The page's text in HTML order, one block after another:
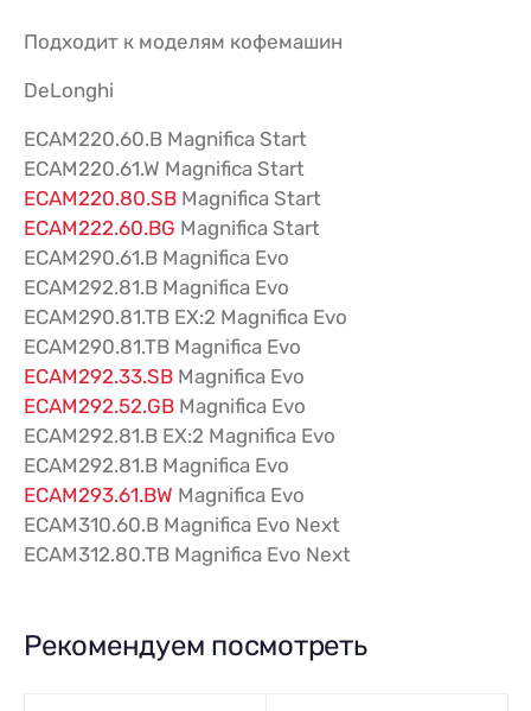
Подходит к моделям кофемашин
DeLonghi
ECAM220.60.B Magnifica Start
ECAM220.61.W Magnifica Start
ECAM220.80.SB Magnifica Start
ECAM222.60.BG Magnifica Start
ECAM290.61.B Magnifica Evo
ECAM292.81.B Magnifica Evo
ECAM290.81.TB EX:2 Magnifica Evo
ECAM290.81.TB Magnifica Evo
ECAM292.33.SB Magnifica Evo
ECAM292.52.GB Magnifica Evo
ECAM292.81.B EX:2 Magnifica Evo
ECAM292.81.B Magnifica Evo
ECAM293.61.BW Magnifica Evo
ECAM310.60.B Magnifica Evo Next
ECAM312.80.TB Magnifica Evo Next
Рекомендуем посмотреть